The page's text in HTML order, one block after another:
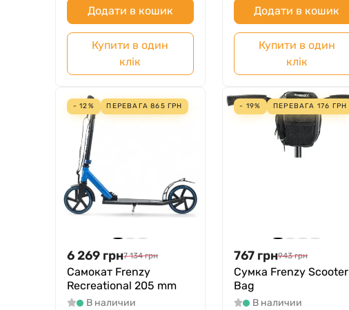
Додати в кошик
Купити в один
клік
Додати в кошик
Купити в один
клік
- 12% ПЕРЕВАГА865 ГРН
6 269 грн7 134 грн
Самокат Frenzy
Recreational 205 mm
В наличии
- 19% ПЕРЕВАГА 176 ГРН
767 грн943 грн
Сумка Frenzy Scooter
Bag
В наличии